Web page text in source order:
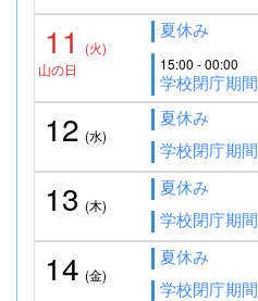
11
(火)
山の日
夏休み
15:00 - 00:00
学校閉庁期間
12 (水)
夏休み
学校閉庁期間
13 (木)
夏休み
学校閉庁期間
14 (金)
夏休み
学校閉庁期間